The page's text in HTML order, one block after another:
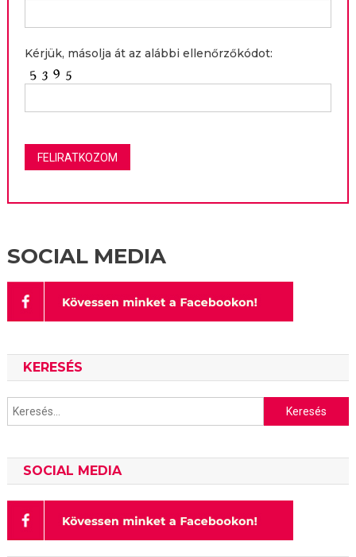
Kérjük, másolja át az alábbi ellenőrzőkódot:
SOCIAL MEDIA
KERESÉS
Keresés:
SOCIAL MEDIA